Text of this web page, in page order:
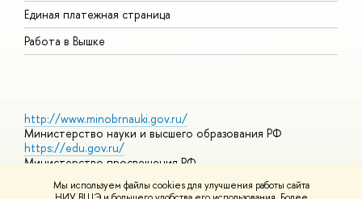
Мы используем файлы cookies для улучшения работы сайта
Единая платежная страница
Работа в Вышке
http://www.minobrnauki.gov.ru/
Министерство науки и высшего образования РФ
https://edu.gov.ru/
Министерство просвещения РФ
https://elearning.hse.ru/mooc
Массовые открытые онлайн-курсы